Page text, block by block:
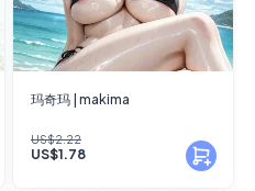
玛奇玛 | makima
US$2.22
US$1.78